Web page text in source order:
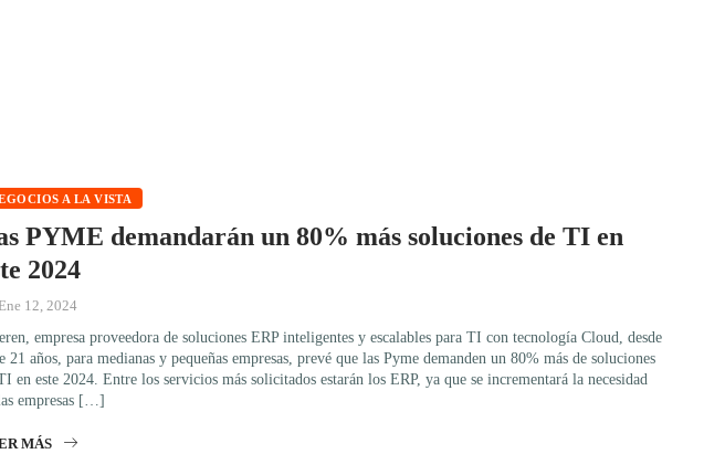
A LA VISTA
PYME demandarán un 80% más soluciones de TI en
2024
12, 2024
empresa proveedora de soluciones ERP inteligentes y escalables para TI con tecnología Cloud, desde
21 años, para medianas y pequeñas empresas, prevé que las Pyme demanden un 80% más de soluciones
en este 2024. Entre los servicios más solicitados estarán los ERP, ya que se incrementará la necesidad
empresas […]
MÁS